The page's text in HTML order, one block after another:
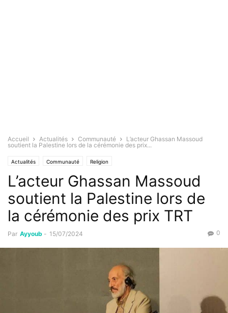
Accueil Actualités Communauté
L’acteur Ghassan Massoud
soutient la Palestine lors de la cérémonie des prix...
Actualités Communauté Religion
L’acteur Ghassan Massoud
soutient la Palestine lors de
la cérémonie des prix TRT
Par Ayyoub - 15/07/2024 0